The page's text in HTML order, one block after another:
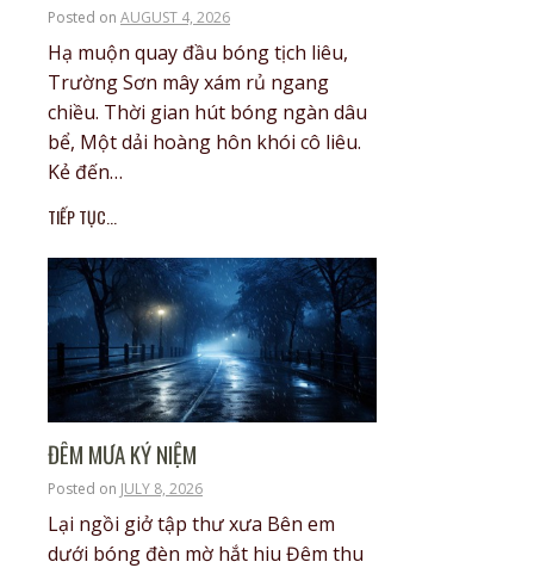
Posted on AUGUST 4, 2026
Hạ muộn quay đầu bóng tịch liêu,
Trường Sơn mây xám rủ ngang
chiều. Thời gian hút bóng ngàn dâu
bể, Một dải hoàng hôn khói cô liêu.
Kẻ đến…
TIẾP TỤC...
ĐÊM MƯA KỶ NIỆM
Posted on JULY 8, 2026
Lại ngồi giở tập thư xưa Bên em
dưới bóng đèn mờ hắt hiu Đêm thu